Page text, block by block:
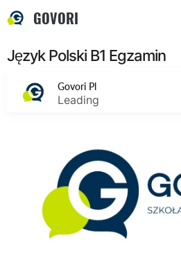
GOVORI
Język Polski В1 Egzamin
Govori Pl
Leading